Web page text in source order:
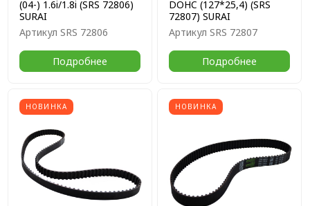
(04-) 1.6i/1.8i (SRS 72806)
SURAI
Артикул SRS 72806
Подробнее
DOHC (127*25,4) (SRS
72807) SURAI
Артикул SRS 72807
Подробнее
НОВИНКА НОВИНКА